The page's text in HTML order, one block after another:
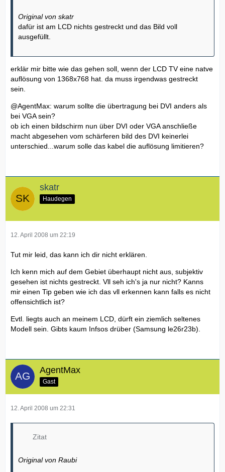
Original von skatr
dafür ist am LCD nichts gestreckt und das Bild voll
ausgefüllt.
erklär mir bitte wie das gehen soll, wenn der LCD TV eine natve
auflösung von 1368x768 hat. da muss irgendwas gestreckt
sein.
@AgentMax: warum sollte die übertragung bei DVI anders als
bei VGA sein?
ob ich einen bildschirm nun über DVI oder VGA anschließe
macht abgesehen vom schärferen bild des DVI keinerlei
unterschied...warum solle das kabel die auflösung limitieren?
skatr
Haudegen
12. April 2008 um 22:19
Tut mir leid, das kann ich dir nicht erklären.
Ich kenn mich auf dem Gebiet überhaupt nicht aus, subjektiv
gesehen ist nichts gestreckt. Vll seh ich's ja nur nicht? Kanns
mir einen Tip geben wie ich das vll erkennen kann falls es nicht
offensichtlich ist?
Evtl. liegts auch an meinem LCD, dürft ein ziemlich seltenes
Modell sein. Gibts kaum Infsos drüber (Samsung le26r23b).
AgentMax
Gast
12. April 2008 um 22:31
Zitat
Original von Raubi